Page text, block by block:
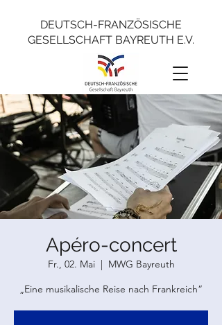
DEUTSCH-FRANZÖSISCHE
GESELLSCHAFT BAYREUTH E.V.
Apéro-concert
Fr., 02. Mai
  |
MWG Bayreuth
„Eine musikalische Reise nach Frankreich“